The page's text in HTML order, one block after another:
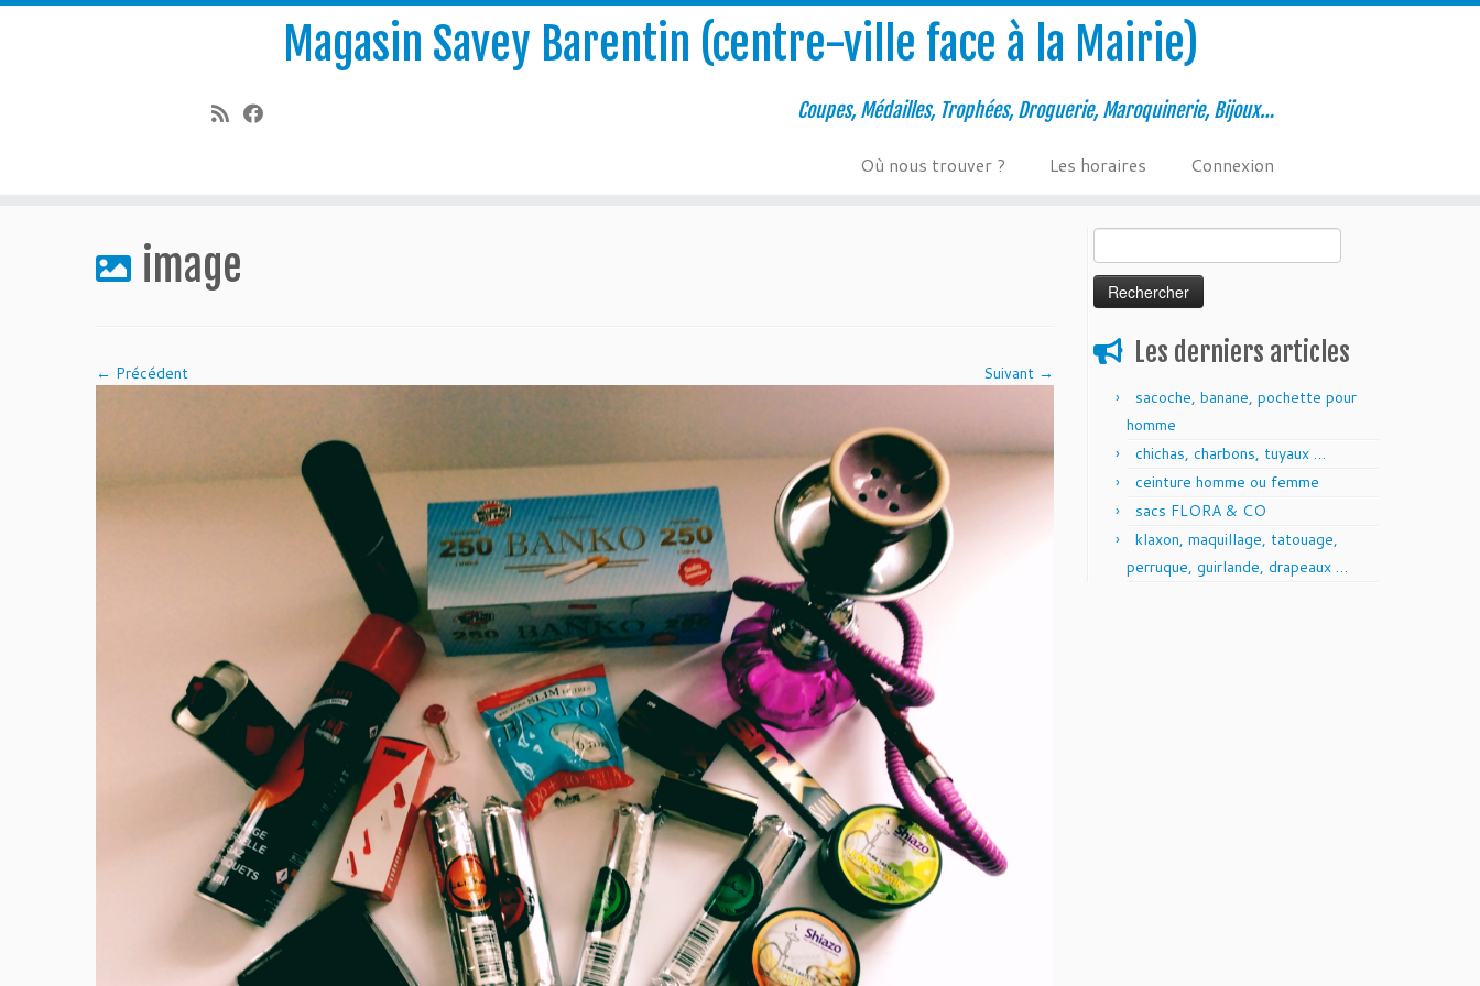
Magasin Savey Barentin (centre-ville face à la Mairie)
Coupes, Médailles, Trophées, Droguerie, Maroquinerie, Bijoux…
Où nous trouver ? Les horaires Connexion
image
← Précédent Suivant →
Les derniers articles
sacoche, banane, pochette pour
homme
chichas, charbons, tuyaux …
ceinture homme ou femme
sacs FLORA & CO
klaxon, maquillage, tatouage,
perruque, guirlande, drapeaux …